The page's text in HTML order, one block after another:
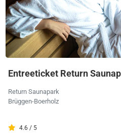
Entreeticket Return
Return Saunapark
Brüggen-Boerholz
4.6 / 5